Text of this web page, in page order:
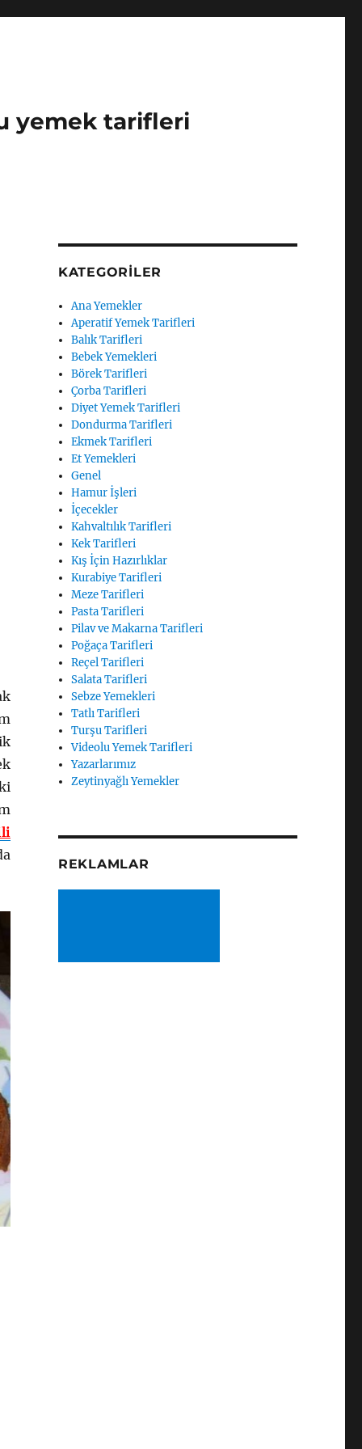
yemek tarifleri
KATEGORILER
Ana Yemekler
Aperatif Yemek Tarifleri
Balık Tarifleri
Bebek Yemekleri
Börek Tarifleri
Çorba Tarifleri
Diyet Yemek Tarifleri
Dondurma Tarifleri
Ekmek Tarifleri
Et Yemekleri
Genel
Hamur İşleri
İçecekler
Kahvaltılık Tarifleri
Kek Tarifleri
Kış İçin Hazırlıklar
Kurabiye Tarifleri
Meze Tarifleri
Pasta Tarifleri
Pilav ve Makarna Tarifleri
Poğaça Tarifleri
Reçel Tarifleri
Salata Tarifleri
Sebze Yemekleri
Tatlı Tarifleri
Turşu Tarifleri
Videolu Yemek Tarifleri
Yazarlarımız
Zeytinyağlı Yemekler
REKLAMLAR